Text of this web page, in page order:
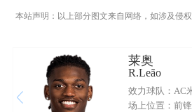
本站声明：以上部分图文来自网络，如涉及侵
莱奥
R.Leão
效力球队：AC
场上位置：前锋